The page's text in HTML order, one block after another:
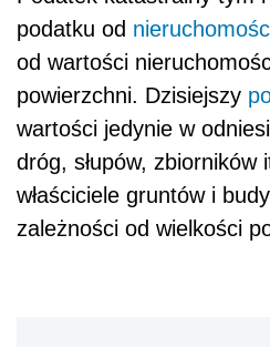
podatku od
od wartości
powierzchni. Dzisiejszy
wartości jedynie w
dróg, słupów, zbiorników
właściciele gruntów i
zależności od wielkości